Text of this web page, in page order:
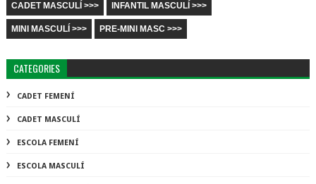
CADET MASCULÍ >>> INFANTIL MASCULÍ >>>
MINI MASCULÍ >>> PRE-MINI MASC >>>
CATEGORIES
CADET FEMENÍ
CADET MASCULÍ
ESCOLA FEMENÍ
ESCOLA MASCULÍ